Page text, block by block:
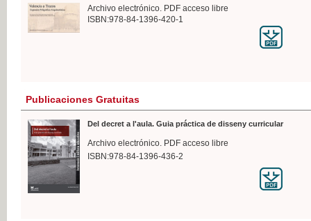
Archivo electrónico. PDF acceso libre
ISBN:978-84-1396-420-1
Publicaciones Gratuitas
Del decret a l'aula. Guia práctica de disseny curricular
Archivo electrónico. PDF acceso libre
ISBN:978-84-1396-436-2